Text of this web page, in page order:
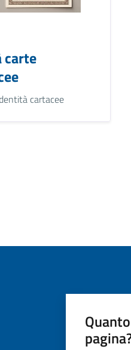
carte
cartacee